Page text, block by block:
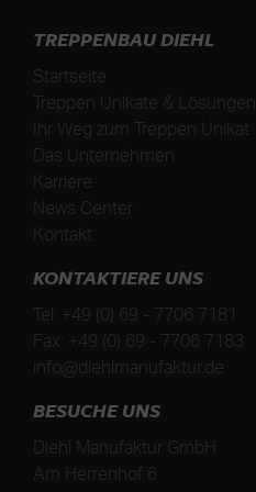
TREPPENBAU DIEHL
Startseite
Treppen Unikate & Lösungen
Ihr Weg zum Treppen Unikat
Das Unternehmen
Karriere
News Center
Kontakt
KONTAKTIERE UNS
Tel: +49 (0) 69 - 7706 7181
Fax: +49 (0) 69 - 7706 7183
info@diehlmanufaktur.de
BESUCHE UNS
Diehl Manufaktur GmbH
Am Herrenhof 6